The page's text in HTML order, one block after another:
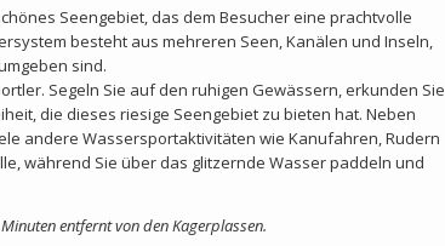
Seengebiet, das dem Besucher eine prachtvolle
besteht aus mehreren Seen, Kanälen und Inseln,
sind.
Segeln Sie auf den ruhigen Gewässern, erkunden Sie
die dieses riesige Seengebiet zu bieten hat. Neben
andere Wassersportaktivitäten wie Kanufahren, Rudern
während Sie über das glitzernde Wasser paddeln und
entfernt von den Kagerplassen.